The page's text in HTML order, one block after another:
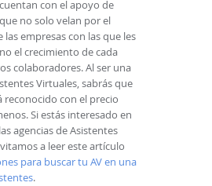
con el apoyo de
no solo velan por el
empresas con las que les
el crecimiento de cada
colaboradores. Al ser una
Virtuales, sabrás que
reconocido con el precio
Si estás interesado en
agencias de Asistentes
a leer este artículo
para buscar tu AV en una
.